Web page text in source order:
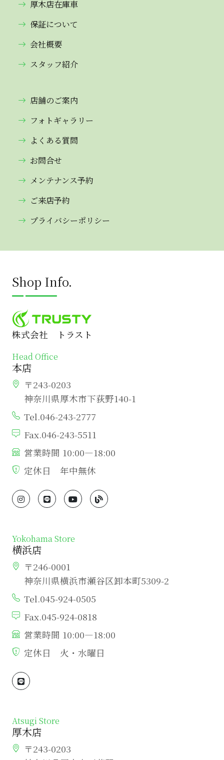
厚木店在庫車
保証について
会社概要
スタッフ紹介
店舗のご案内
フォトギャラリー
よくある質問
お問合せ
メンテナンス予約
ご来店予約
プライバシーポリシー
Shop Info.
株式会社 トラスト
Head Office
本店
〒243-0203
神奈川県厚木市下荻野140-1
Tel.046-243-2777
Fax.046-243-5511
営業時間 10:00―18:00
定休日 年中無休
Yokohama Store
横浜店
〒246-0001
神奈川県横浜市瀬谷区卸本町5309-2
Tel.045-924-0505
Fax.045-924-0818
営業時間 10:00―18:00
定休日 火・水曜日
Atsugi Store
厚木店
〒243-0203